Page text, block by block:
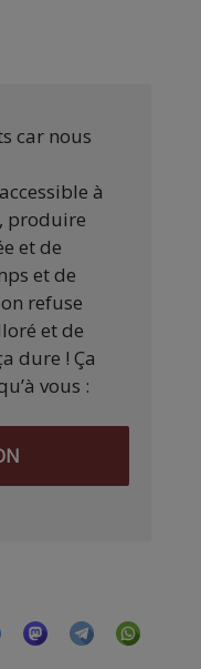
car nous
à
produire
et de
et de
refuse
et de
dure ! Ça
vous :